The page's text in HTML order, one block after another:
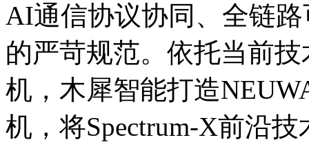
AI通信协议协同、全链
的严苛规范。依托当前
机，木犀智能打造
机，将Spectrum-X前